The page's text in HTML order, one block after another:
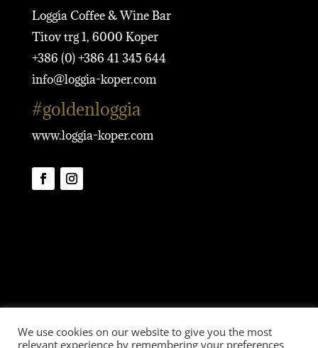
Loggia Coffee & Wine Bar
Titov trg 1, 6000 Koper
+386 (0)+386 41 345 644
info@loggia-koper.com
#goldenloggia
www.loggia-koper.com
We use cookies on our website to give you the most
relevant experience by remembering your preferences